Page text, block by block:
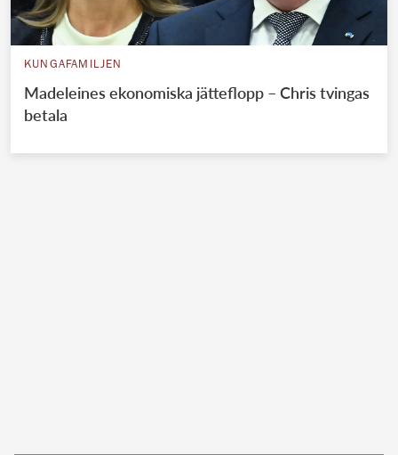
KUNGAFAMILJEN
Madeleines ekonomiska jätteflopp – Chris tvingas
betala